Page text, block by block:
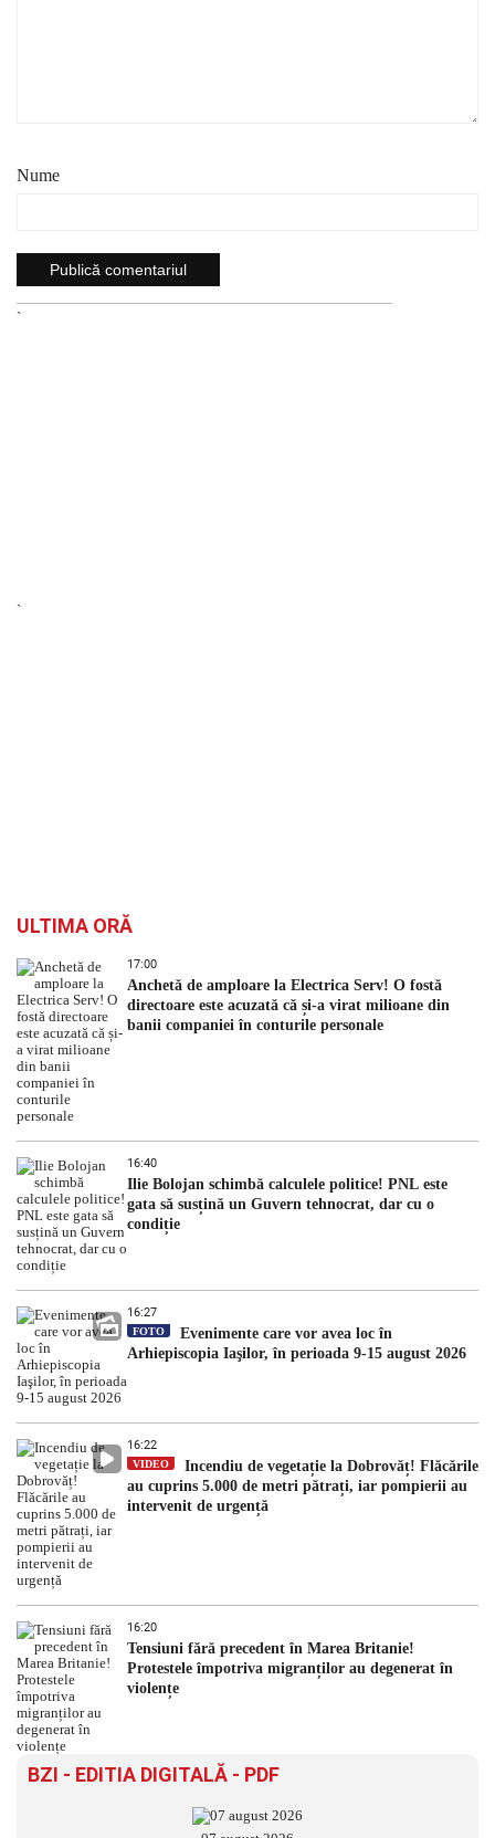
Nume
`
`
ULTIMA ORĂ
17:00
Anchetă de amploare la Electrica Serv! O fostă
directoare este acuzată că și-a virat milioane din
banii companiei în conturile personale
16:40
Ilie Bolojan schimbă calculele politice! PNL este
gata să susțină un Guvern tehnocrat, dar cu o
condiție
16:27
FOTO
Evenimente care vor avea loc în
Arhiepiscopia Iaşilor, în perioada 9-15 august 2026
16:22
VIDEO
Incendiu de vegetație la Dobrovăț! Flăcările
au cuprins 5.000 de metri pătrați, iar pompierii au
intervenit de urgență
16:20
Tensiuni fără precedent în Marea Britanie!
Protestele împotriva migranților au degenerat în
violențe
BZI - EDITIA DIGITALĂ - PDF